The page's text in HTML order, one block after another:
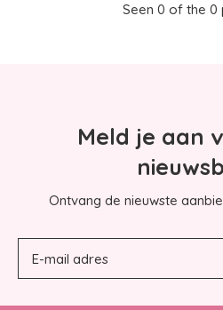
Seen 0 of the 0
Meld je aan
Ontvang de nieuwste